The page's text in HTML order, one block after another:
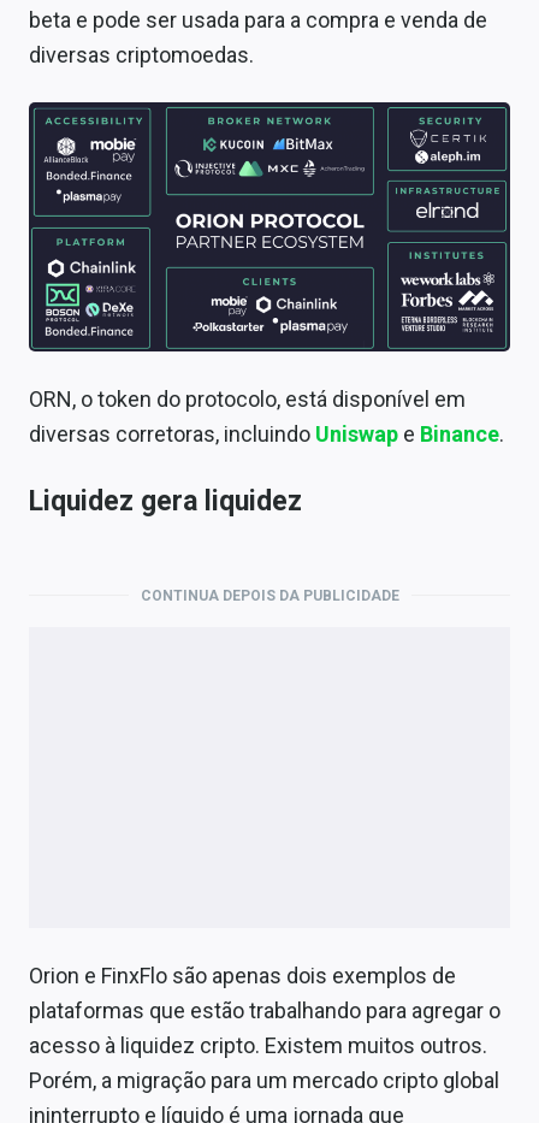
beta e pode ser usada para a compra e venda de
diversas criptomoedas.
ORN, o token do protocolo, está disponível em
diversas corretoras, incluindo Uniswap e Binance.
Liquidez gera liquidez
CONTINUA DEPOIS DA PUBLICIDADE
Orion e FinxFlo são apenas dois exemplos de
plataformas que estão trabalhando para agregar o
acesso à liquidez cripto. Existem muitos outros.
Porém, a migração para um mercado cripto global
ininterrupto e líquido é uma jornada que